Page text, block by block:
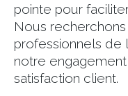
pointe pour
Nous
professionnels de
notre
satisfaction client.